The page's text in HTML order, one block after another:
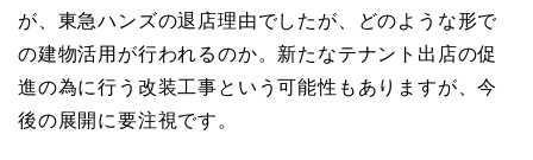
が、東急ハンズの退店理由でしたが、どのような形で
の建物活用が行われるのか。新たなテナント出店の促
進の為に行う改装工事という可能性もありますが、今
後の展開に要注視です。